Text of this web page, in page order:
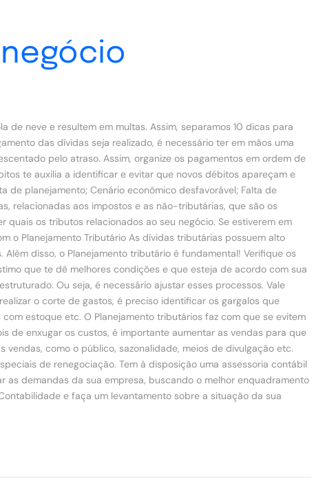
neve e resultem em multas. Assim, separamos 10 dicas para
das dívidas seja realizado, é necessário ter em mãos uma
pelo atraso. Assim, organize os pagamentos em ordem de
te auxilia a identificar e evitar que novos débitos apareçam e
de planejamento; Cenário econômico desfavorável; Falta de
relacionadas aos impostos e as não-tributárias, que são os
os tributos relacionados ao seu negócio. Se estiverem em
o Planejamento Tributário As dívidas tributárias possuem alto
disso, o Planejamento tributário é fundamental! Verifique os
que te dê melhores condições e que esteja de acordo com sua
Ou seja, é necessário ajustar esses processos. Vale
o corte de gastos, é preciso identificar os gargalos que
estoque etc. O Planejamento tributários faz com que se evitem
de enxugar os custos, é importante aumentar as vendas para que
como o público, sazonalidade, meios de divulgação etc.
de renegociação. Tem à disposição uma assessoria contábil
demandas da sua empresa, buscando o melhor enquadramento
e faça um levantamento sobre a situação da sua